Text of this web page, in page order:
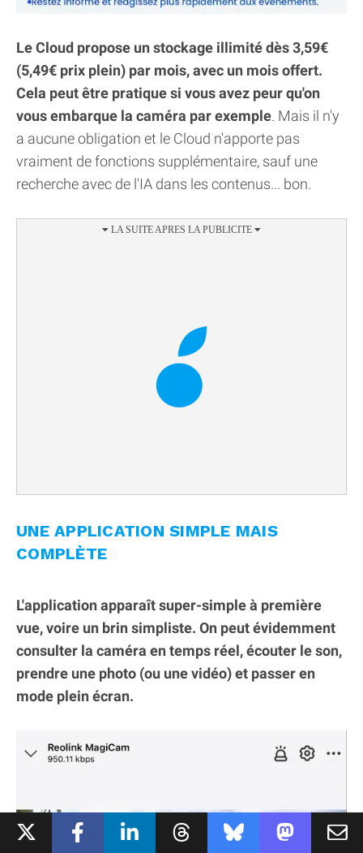
Le Cloud propose un stockage illimité dès 3,59€
(5,49€ prix plein) par mois, avec un mois offert.
Cela peut être pratique si vous avez peur qu'on
vous embarque la caméra par exemple. Mais il n'y
a aucune obligation et le Cloud n'apporte pas
vraiment de fonctions supplémentaire, sauf une
recherche avec de l'IA dans les contenus... bon.
UNE APPLICATION SIMPLE MAIS
COMPLÈTE
L'application apparaît super-simple à première
vue, voire un brin simpliste. On peut évidemment
consulter la caméra en temps réel, écouter le son,
prendre une photo (ou une vidéo) et passer en
mode plein écran.